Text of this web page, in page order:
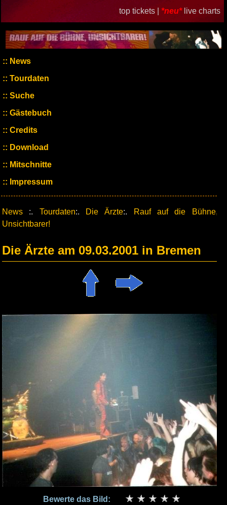
top tickets | *neu* live charts
News
Tourdaten
Suche
Gästebuch
Credits
Download
Mitschnitte
Impressum
News :. Tourdaten:. Die Ärzte:.
Rauf auf die Bühne,
Unsichtbarer!
Die Ärzte am 09.03.2001 in Bremen
Bewerte das Bild: